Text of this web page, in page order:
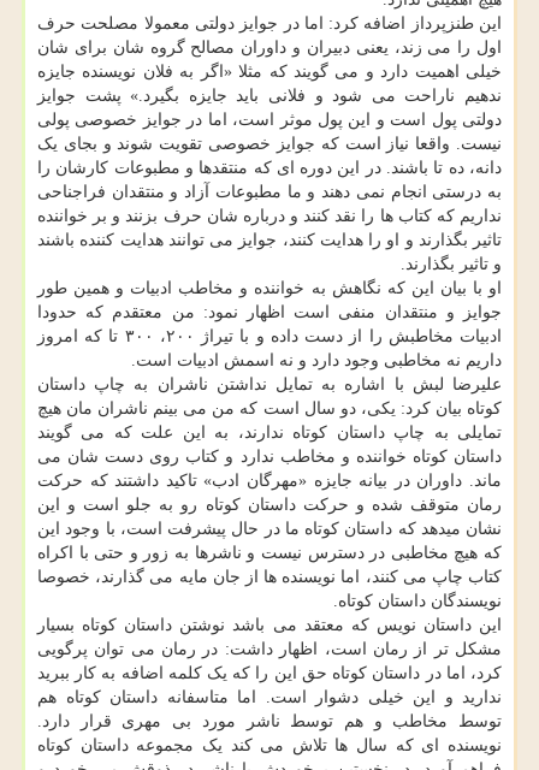
این طنزپرداز اضافه کرد: اما در جوایز دولتی معمولا مصلحت حرف
اول را می زند، یعنی دبیران و داوران مصالح گروه شان برای شان
خیلی اهمیت دارد و می گویند که مثلا «اگر به فلان نویسنده جایزه
ندهیم ناراحت می شود و فلانی باید جایزه بگیرد.» پشت جوایز
دولتی پول است و این پول موثر است، اما در جوایز خصوصی پولی
نیست. واقعا نیاز است که جوایز خصوصی تقویت شوند و بجای یک
دانه، ده تا باشند. در این دوره ای که منتقدها و مطبوعات کارشان را
به درستی انجام نمی دهند و ما مطبوعات آزاد و منتقدان فراجناحی
نداریم که کتاب ها را نقد کنند و درباره شان حرف بزنند و بر خواننده
تاثیر بگذارند و او را هدایت کنند، جوایز می توانند هدایت کننده باشند
و تاثیر بگذارند.
او با بیان این که نگاهش به خواننده و مخاطب ادبیات و همین طور
جوایز و منتقدان منفی است اظهار نمود: من معتقدم که حدودا
ادبیات مخاطبش را از دست داده و با تیراژ ۲۰۰، ۳۰۰ تا که امروز
داریم نه مخاطبی وجود دارد و نه اسمش ادبیات است.
علیرضا لبش با اشاره به تمایل نداشتن ناشران به چاپ داستان
کوتاه بیان کرد: یکی، دو سال است که من می بینم ناشران مان هیچ
تمایلی به چاپ داستان کوتاه ندارند، به این علت که می گویند
داستان کوتاه خواننده و مخاطب ندارد و کتاب روی دست شان می
ماند. داوران در بیانه جایزه «مهرگان ادب» تاکید داشتند که حرکت
رمان متوقف شده و حرکت داستان کوتاه رو به جلو است و این
نشان میدهد که داستان کوتاه ما در حال پیشرفت است، با وجود این
که هیچ مخاطبی در دسترس نیست و ناشرها به زور و حتی با اکراه
کتاب چاپ می کنند، اما نویسنده ها از جان مایه می گذارند، خصوصا
نویسندگان داستان کوتاه.
این داستان نویس که معتقد می باشد نوشتن داستان کوتاه بسیار
مشکل تر از رمان است، اظهار داشت: در رمان می توان پرگویی
کرد، اما در داستان کوتاه حق این را که یک کلمه اضافه به کار ببرید
ندارید و این خیلی دشوار است. اما متاسفانه داستان کوتاه هم
توسط مخاطب و هم توسط ناشر مورد بی مهری قرار دارد.
نویسنده ای که سال ها تلاش می کند یک مجموعه داستان کوتاه